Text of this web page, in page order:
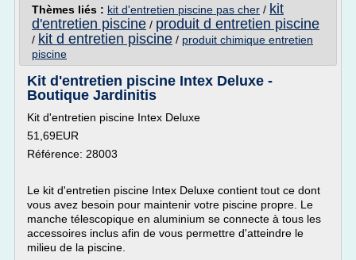
Thèmes liés : kit d'entretien piscine pas cher / kit
d'entretien piscine / produit d entretien piscine
/ kit d entretien piscine / produit chimique entretien
piscine
Kit d'entretien piscine Intex Deluxe -
Boutique Jardinitis
Kit d'entretien piscine Intex Deluxe
51,69EUR
Référence: 28003
Le kit d'entretien piscine Intex Deluxe contient tout ce dont
vous avez besoin pour maintenir votre piscine propre. Le
manche télescopique en aluminium se connecte à tous les
accessoires inclus afin de vous permettre d'atteindre le
milieu de la piscine.